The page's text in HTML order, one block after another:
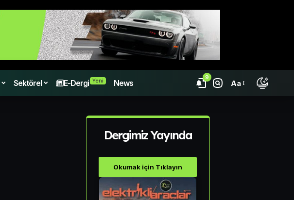
Sektörel E-Dergi Yeni News
9
Aa
Dergimiz Yayında
Okumak için Tıklayın